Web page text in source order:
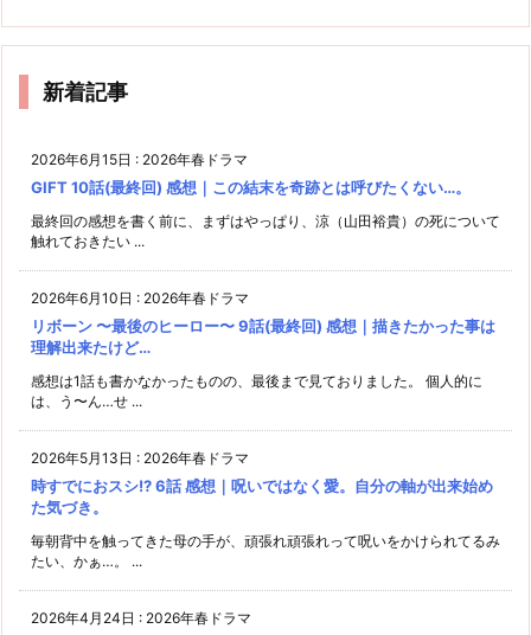
新着記事
2026年6月15日 : 2026年春ドラマ
GIFT 10話(最終回) 感想｜この結末を奇跡とは呼びたくない…。
最終回の感想を書く前に、まずはやっぱり、涼（山田裕貴）の死について
触れておきたい ...
2026年6月10日 : 2026年春ドラマ
リボーン 〜最後のヒーロー〜 9話(最終回) 感想｜描きたかった事は
理解出来たけど…
感想は1話も書かなかったものの、最後まで見ておりました。 個人的に
は、う〜ん…せ ...
2026年5月13日 : 2026年春ドラマ
時すでにおスシ!? 6話 感想｜呪いではなく愛。自分の軸が出来始め
た気づき。
毎朝背中を触ってきた母の手が、頑張れ頑張れって呪いをかけられてるみ
たい、かぁ…。 ...
2026年4月24日 : 2026年春ドラマ